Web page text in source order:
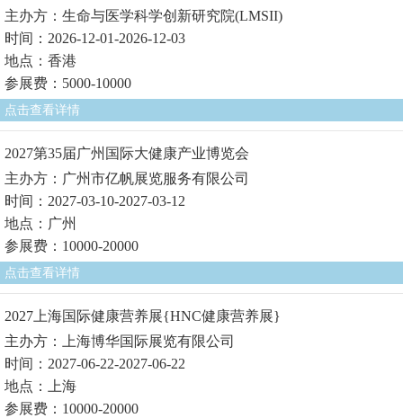
主办方：生命与医学科学创新研究院(LMSII)
时间：2026-12-01-2026-12-03
地点：香港
参展费：5000-10000
点击查看详情
2027第35届广州国际大健康产业博览会
主办方：广州市亿帆展览服务有限公司
时间：2027-03-10-2027-03-12
地点：广州
参展费：10000-20000
点击查看详情
2027上海国际健康营养展{HNC健康营养展}
主办方：上海博华国际展览有限公司
时间：2027-06-22-2027-06-22
地点：上海
参展费：10000-20000